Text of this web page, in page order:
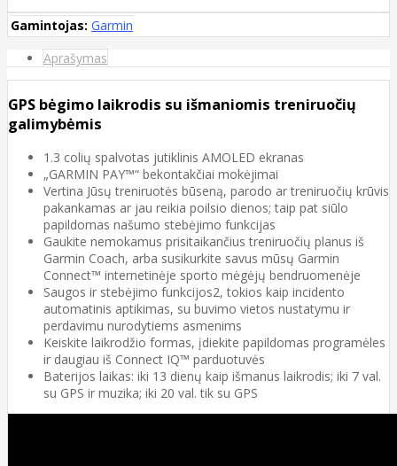
Gamintojas: Garmin
Aprašymas
GPS bėgimo laikrodis su išmaniomis treniruočių
galimybėmis
1.3 colių spalvotas jutiklinis AMOLED ekranas
„GARMIN PAY™“ bekontakčiai mokėjimai
Vertina Jūsų treniruotės būseną, parodo ar treniruočių krūvis
pakankamas ar jau reikia poilsio dienos; taip pat siūlo
papildomas našumo stebėjimo funkcijas
Gaukite nemokamus prisitaikančius treniruočių planus iš
Garmin Coach, arba susikurkite savus mūsų Garmin
Connect™ internetinėje sporto mėgėjų bendruomenėje
Saugos ir stebėjimo funkcijos2, tokios kaip incidento
automatinis aptikimas, su buvimo vietos nustatymu ir
perdavimu nurodytiems asmenims
Keiskite laikrodžio formas, įdiekite papildomas programėles
ir daugiau iš Connect IQ™ parduotuvės
Baterijos laikas: iki 13 dienų kaip išmanus laikrodis; iki 7 val.
su GPS ir muzika; iki 20 val. tik su GPS